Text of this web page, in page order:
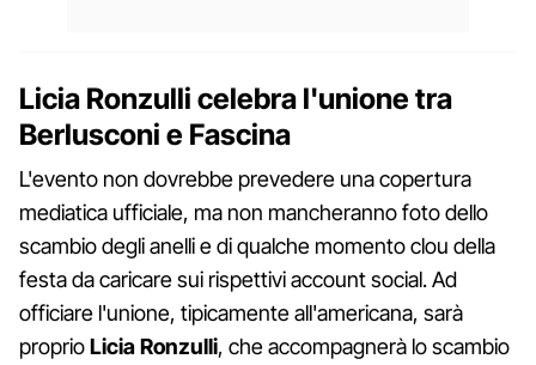
Licia Ronzulli celebra l'unione tra
Berlusconi e Fascina
L'evento non dovrebbe prevedere una copertura
mediatica ufficiale, ma non mancheranno foto dello
scambio degli anelli e di qualche momento clou della
festa da caricare sui rispettivi account social. Ad
officiare l'unione, tipicamente all'americana, sarà
proprioLicia Ronzulli, che accompagnerà lo scambio